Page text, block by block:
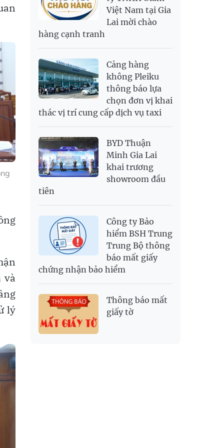
và
lý
SAR
6,945.42
7,244.36
2,702.79
2,817.41
SGD
USD
26,000 26,030 26,410
Việt Nam tại Gia
Lai mời chào
hàng cạnh tranh
Cảng hàng
không Pleiku
thông báo lựa
chọn đơn vị khai
thác vị trí cung cấp dịch vụ taxi
BYD Thuận
Minh Gia Lai
khai trương
showroom đầu
tiên
Công ty Bảo
hiểm BSH Trung
Trung Bộ thông
báo mất giấy
chứng nhận bảo hiểm
Thông báo mất
giấy tờ